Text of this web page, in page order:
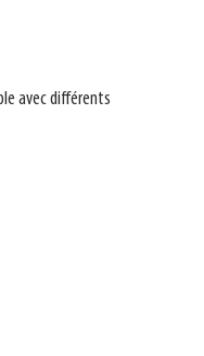
avec différents